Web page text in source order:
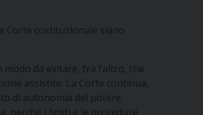
Corte costituzionale siano
da evitare, fra l’altro, che
assistite. La Corte continua,
di autonomia del potere
perché i limiti e le procedure